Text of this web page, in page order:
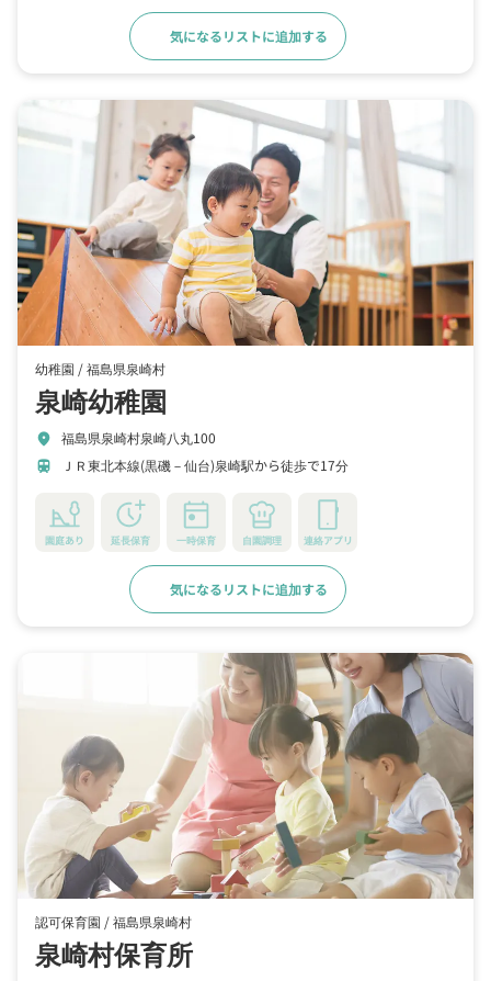
気になるリストに追加する
幼稚園 /福島県泉崎村
泉崎幼稚園
location_on 福島県泉崎村泉崎八丸100
train ＪＲ東北本線(黒磯－仙台)泉崎駅から徒歩で17分
園庭あり 延長保育 一時保育 自園調理 連絡アプリ
気になるリストに追加する
認可保育園 /福島県泉崎村
泉崎村保育所